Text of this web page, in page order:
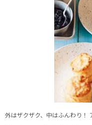
外はザクザク、中はふんわり！